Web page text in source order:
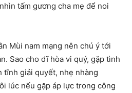
tấm gương cha mẹ để noi
Mùi nam mạng nên chú ý tới
Sao cho dĩ hòa vi quý, gặp tình
tĩnh giải quyết, nhẹ nhàng
lúc nếu gặp áp lực trong công